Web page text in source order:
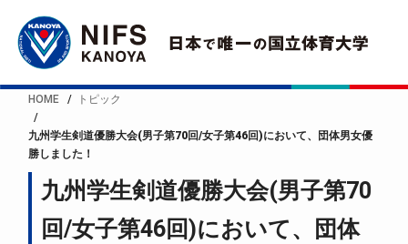
HOME トピック
九州学生剣道優勝大会(男子第70回/女子第46回)において、団体男女優
勝しました！
九州学生剣道優勝大会(男子第70
回/女子第46回)において、団体